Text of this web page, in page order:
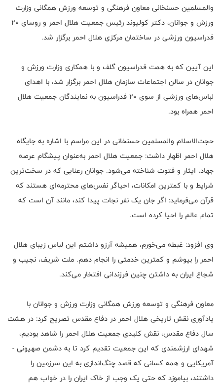
والمسلمین حسنخانی معاون فرهنگی و توسعه ورزش همگانی وزارت
ورزش و جوانان، دکتر کولیوند رئیس جمعیت هلال احمر و روسای 20
فدراسیون ورزشی در ساختمان مرکزی هلال احمر برگزار شد.
این آیین که به همت فدراسیون گلف و با همکاری وزارت ورزش و
جوانان در سالن اجتماعات سازمان هلال احمر برگزار شد، با اهدای
لباس‌های ورزشی از سوی ۲۰ فدراسیون به نمایندگان جمعیت هلال
احمر همراه بود.
حجت‌الاسلام والمسلمین حسنخانی در این مراسم با اشاره به جایگاه
هلال احمر اظهار داشت: جمعیت هلال احمر به‌عنوان پیشگام عرصه
جهاد، ایثار و فتوت شناخته می‌شود. جوانان رعنایی که در سخت‌ترین
شرایط و با کمترین امکانات، احیاگر نفس‌های محترمه‌ای هستند که
قرآن می‌فرماید: اگر جان یک نفر نجات پیدا کند، مانند آن است که
تمام عالم را احیا کرده است.
وی افزود: غبطه می‌خورم، همیشه آرزو داشتم این لباس زیبای هلال
احمر را بپوشم و کمترین خدمتی را انجام دهم. ملت شریف، نجیب و
شجاع ایران به داشتن چنین فرزندانی افتخار می‌کند.
معاون فرهنگی و توسعه ورزش همگانی وزارت ورزش و جوانان با
یادآوری نقش تاریخی هلال احمر در دفاع مقدس تصریح کرد: در هشت
سال دفاع مقدس، نقش کلیدی جمعیت هلال احمر را شاهد بودیم،
شهدای ارزشمندی که این جمعیت تقدیم کرد تا به دشمن صهیونی -
آمریکایی و همه کسانی که قصد چنگ‌اندازی به این سرزمین را
داشتند، بیاموزد که حتی یک وجب از خاک ایران را در خواب هم